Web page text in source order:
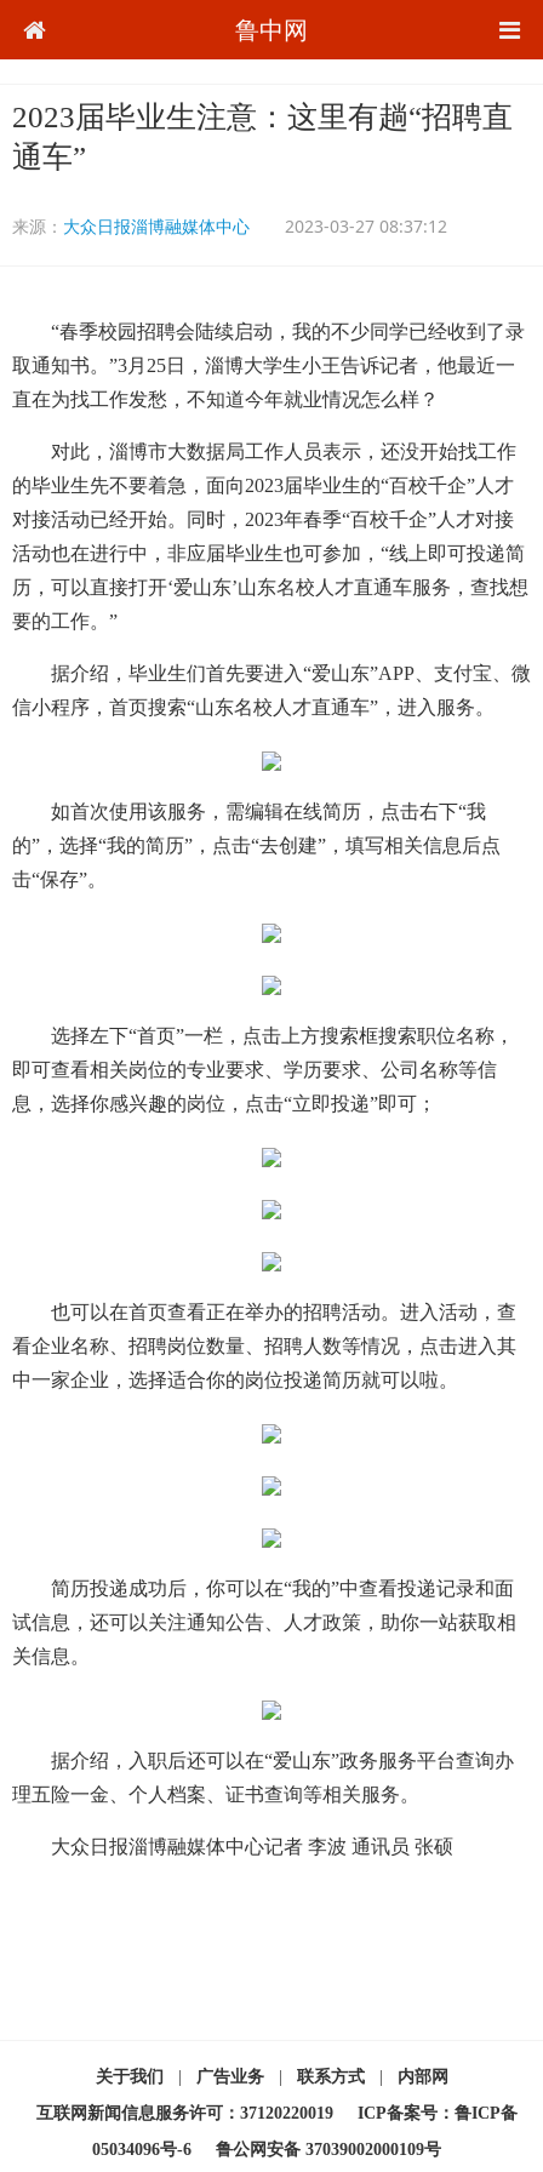
鲁中网
2023届毕业生注意：这里有趟“招聘直
通车”
来源： 大众日报淄博融媒体中心 2023-03-27 08:37:12
“春季校园招聘会陆续启动，我的不少同学已经收到了录
取通知书。”3月25日，淄博大学生小王告诉记者，他最近一
直在为找工作发愁，不知道今年就业情况怎么样？
对此，淄博市大数据局工作人员表示，还没开始找工作
的毕业生先不要着急，面向2023届毕业生的“百校千企”人才
对接活动已经开始。同时，2023年春季“百校千企”人才对接
活动也在进行中，非应届毕业生也可参加，“线上即可投递简
历，可以直接打开‘爱山东’山东名校人才直通车服务，查找想
要的工作。”
据介绍，毕业生们首先要进入“爱山东”APP、支付宝、微
信小程序，首页搜索“山东名校人才直通车”，进入服务。
如首次使用该服务，需编辑在线简历，点击右下“我
的”，选择“我的简历”，点击“去创建”，填写相关信息后点
击“保存”。
选择左下“首页”一栏，点击上方搜索框搜索职位名称，
即可查看相关岗位的专业要求、学历要求、公司名称等信
息，选择你感兴趣的岗位，点击“立即投递”即可；
也可以在首页查看正在举办的招聘活动。进入活动，查
看企业名称、招聘岗位数量、招聘人数等情况，点击进入其
中一家企业，选择适合你的岗位投递简历就可以啦。
简历投递成功后，你可以在“我的”中查看投递记录和面
试信息，还可以关注通知公告、人才政策，助你一站获取相
关信息。
据介绍，入职后还可以在“爱山东”政务服务平台查询办
理五险一金、个人档案、证书查询等相关服务。
大众日报淄博融媒体中心记者 李波 通讯员 张硕
关于我们 广告业务 联系方式
内部网
互联网新闻信息服务许可：37120220019
ICP备案号：鲁ICP备
05034096号-6
鲁公网安备 37039002000109号